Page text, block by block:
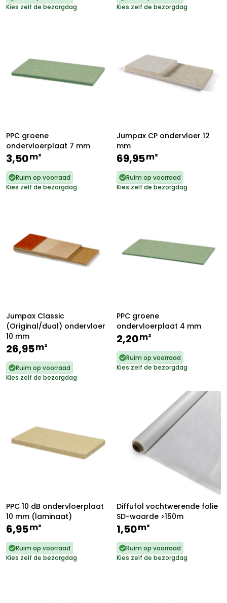
Kies zelf de bezorgdag
Kies zelf de bezorgdag
PPC groene
ondervloerplaat 7 mm
3,50m²
Ruim op voorraad
Kies zelf de bezorgdag
Jumpax CP ondervloer 12
mm
69,95m²
Ruim op voorraad
Kies zelf de bezorgdag
Jumpax Classic
(Original/dual) ondervloer
10 mm
26,95m²
Ruim op voorraad
Kies zelf de bezorgdag
PPC groene
ondervloerplaat 4 mm
2,20m²
Ruim op voorraad
Kies zelf de bezorgdag
PPC 10 dB ondervloerplaat
10 mm (laminaat)
6,95m²
Ruim op voorraad
Kies zelf de bezorgdag
Diffufol vochtwerende folie
SD-waarde >150m
1,50m²
Ruim op voorraad
Kies zelf de bezorgdag